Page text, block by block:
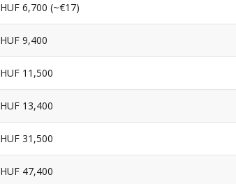
HUF 6,700 (~€17)
HUF 9,400
HUF 11,500
HUF 13,400
HUF 31,500
HUF 47,400